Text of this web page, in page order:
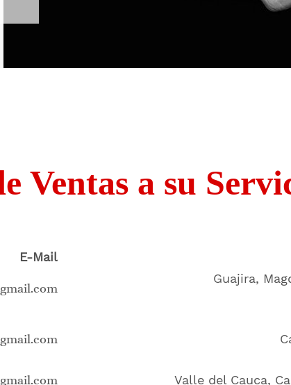
Ventas a su
E-Mail
Guajira,
Valle del Cauca,